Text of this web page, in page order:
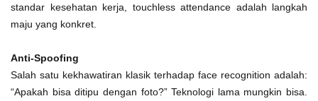
standar kesehatan kerja, touchless attendance adalah langkah
maju yang konkret.
Anti-Spoofing
Salah satu kekhawatiran klasik terhadap face recognition adalah:
“Apakah bisa ditipu dengan foto?” Teknologi lama mungkin bisa.